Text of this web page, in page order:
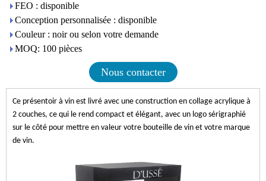
FEO : disponible
Conception personnalisée : disponible
Couleur : noir ou selon votre demande
MOQ: 100 pièces
Nous contacter
Ce présentoir à vin est livré avec une construction en collage acrylique à
2 couches, ce qui le rend compact et élégant, avec un logo sérigraphié
sur le côté pour mettre en valeur votre bouteille de vin et votre marque
de vin.